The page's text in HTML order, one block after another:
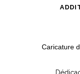
Caricature